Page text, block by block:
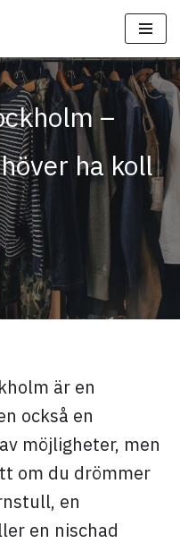
–
ha koll
är en
också en
möjligheter, men
om du drömmer
en
en nischad